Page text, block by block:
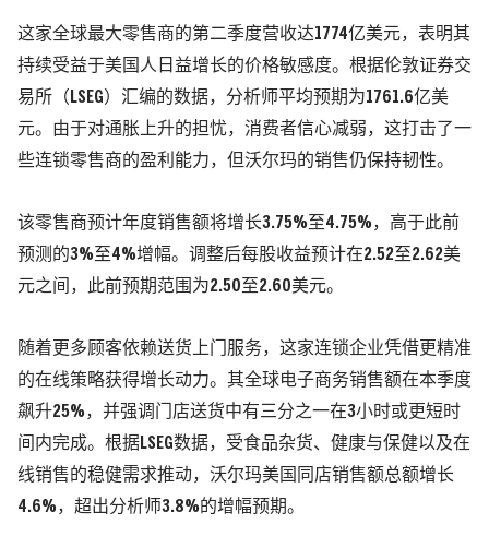
这家全球最大零售商的第二季度营收达1774亿美元，表明其
持续受益于美国人日益增长的价格敏感度。根据伦敦证券交
易所（LSEG）汇编的数据，分析师平均预期为1761.6亿美
元。由于对通胀上升的担忧，消费者信心减弱，这打击了一
些连锁零售商的盈利能力，但沃尔玛的销售仍保持韧性。
该零售商预计年度销售额将增长3.75%至4.75%，高于此前
预测的3%至4%增幅。调整后每股收益预计在2.52至2.62美
元之间，此前预期范围为2.50至2.60美元。
随着更多顾客依赖送货上门服务，这家连锁企业凭借更精准
的在线策略获得增长动力。其全球电子商务销售额在本季度
飙升25%，并强调门店送货中有三分之一在3小时或更短时
间内完成。根据LSEG数据，受食品杂货、健康与保健以及在
线销售的稳健需求推动，沃尔玛美国同店销售额总额增长
4.6%，超出分析师3.8%的增幅预期。